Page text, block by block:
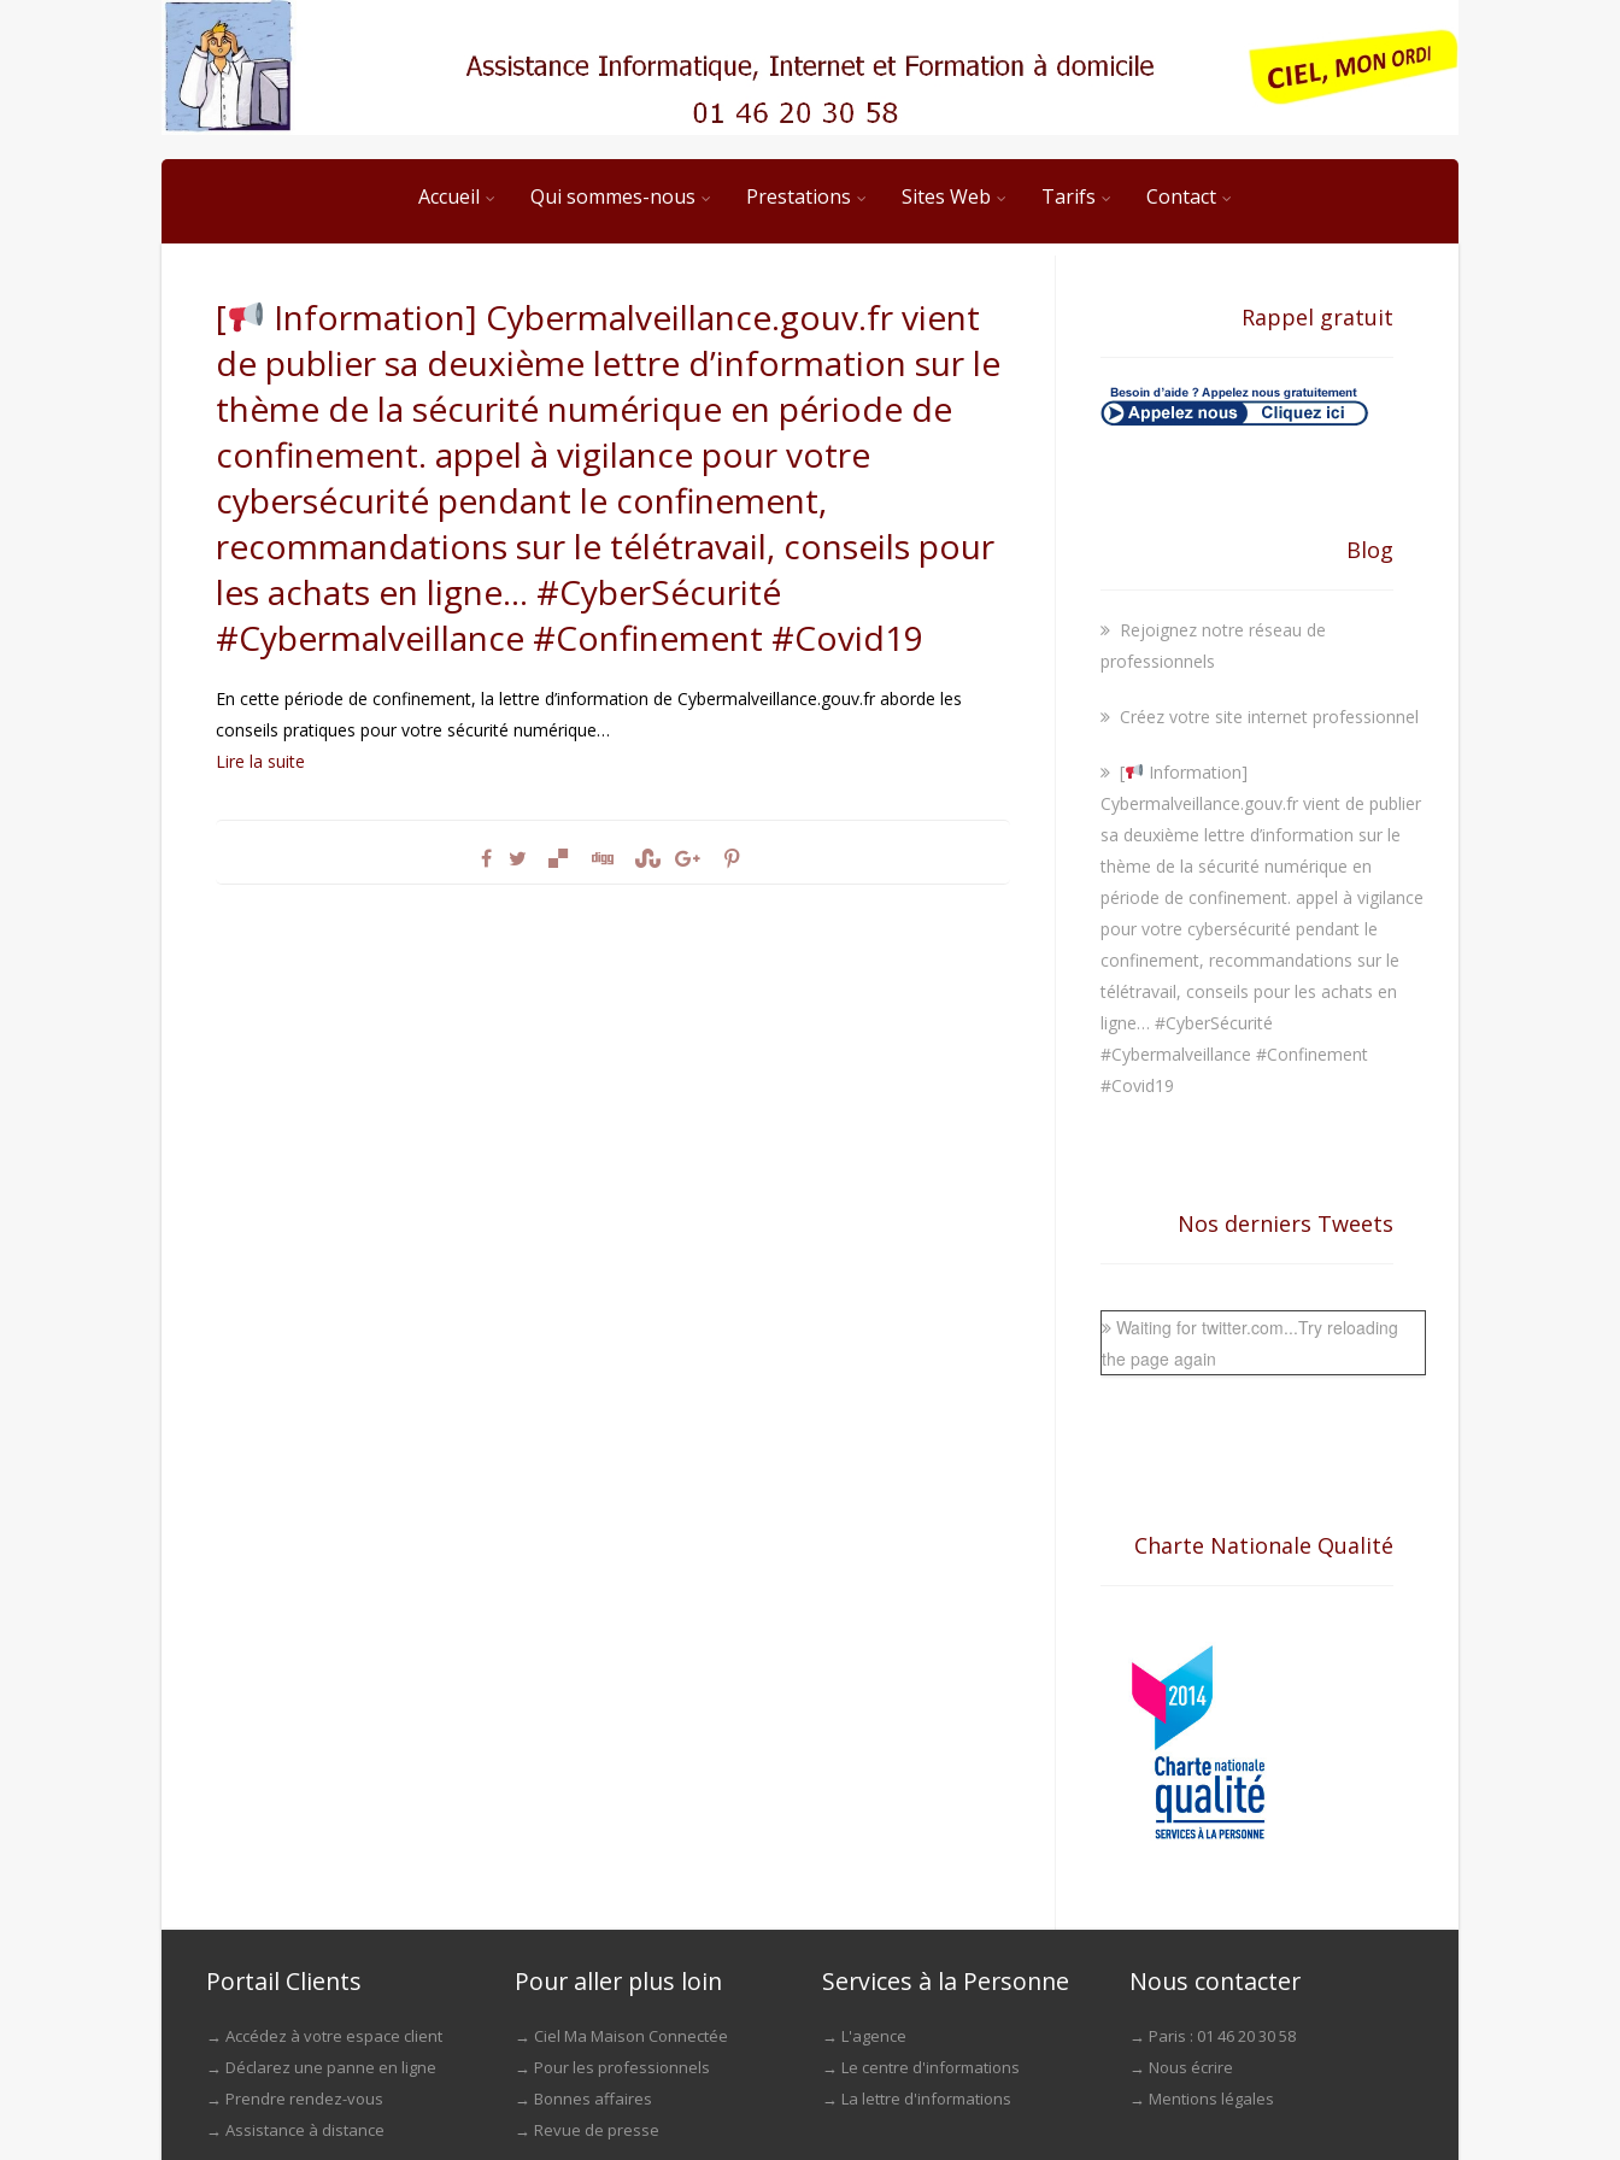
Accueil Qui sommes-nous Prestations Sites Web Tarifs Contact
[
Information] Cybermalveillance.gouv.fr vient
de publier sa deuxième lettre d’information sur le
thème de la sécurité numérique en période de
confinement. appel à vigilance pour votre
cybersécurité pendant le confinement,
recommandations sur le télétravail, conseils pour
les achats en ligne… #CyberSécurité
#Cybermalveillance #Confinement #Covid19
En cette période de confinement, la lettre d’information de Cybermalveillance.gouv.fr aborde les
conseils pratiques pour votre sécurité numérique…
Lire la suite
Rappel gratuit
Blog
Rejoignez notre réseau de
professionnels
Créez votre site internet professionnel
[
Information]
Cybermalveillance.gouv.fr vient de publier
sa deuxième lettre d’information sur le
thème de la sécurité numérique en
période de confinement. appel à vigilance
pour votre cybersécurité pendant le
confinement, recommandations sur le
télétravail, conseils pour les achats en
ligne… #CyberSécurité
#Cybermalveillance #Confinement
#Covid19
Nos derniers Tweets
Waiting for twitter.com...Try reloading
the page again
Charte Nationale Qualité
Portail Clients
→Accédez à votre espace client
→ Déclarez une panne en ligne
→ Prendre rendez-vous
→Assistance à distance
Pour aller plus loin
→ Ciel Ma Maison Connectée
→ Pour les professionnels
→ Bonnes affaires
→ Revue de presse
Services à la Personne
→ L'agence
→ Le centre d'informations
→ La lettre d'informations
Nous contacter
→ Paris : 01 46 20 30 58
→ Nous écrire
→ Mentions légales